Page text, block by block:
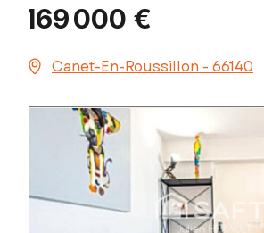
169 000 €
Canet-En-Roussillon - 66140